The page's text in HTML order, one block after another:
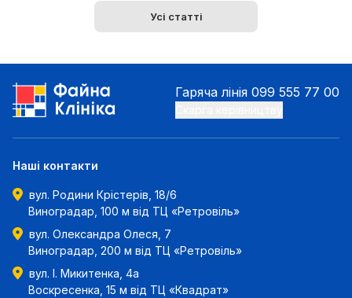
Усі статті
Гаряча лінія 099 555 77 00
Наші контакти
вул. Родини Крістерів, 18/6
Виноградар, 100 м від ТЦ «Ретровіль»
вул. Олександра Олеся, 7
Виноградар, 200 м від ТЦ «Ретровіль»
вул. І. Микитенка, 4а
Воскресенка, 15 м від ТЦ «Квадрат»